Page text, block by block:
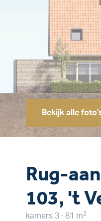
Bekijk alle
Rug-
103, 't
kamers 3 · 81 m2